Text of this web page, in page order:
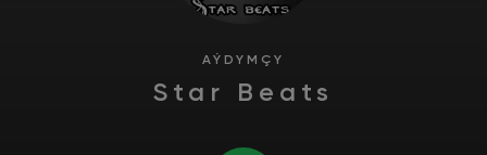
AÝDYMÇY
Star Beats